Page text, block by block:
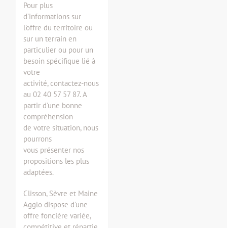
Pour plus
d’informations sur
l'offre du territoire ou
sur un terrain en
particulier ou pour un
besoin spécifique lié à
votre
activité, contactez-nous
au 02 40 57 57 87. A
partir d'une bonne
compréhension
de votre situation, nous
pourrons
vous présenter nos
propositions les plus
adaptées.
Clisson, Sèvre et Maine
Agglo dispose d'une
offre foncière variée,